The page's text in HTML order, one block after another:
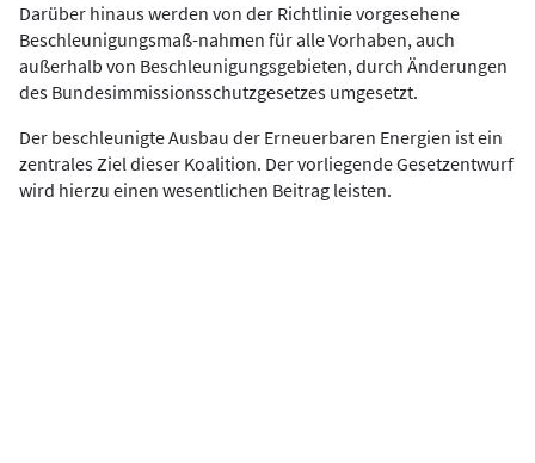
Darüber hinaus werden von der Richtlinie vorgesehene
Beschleunigungsmaß-nahmen für alle Vorhaben, auch
außerhalb von Beschleunigungsgebieten, durch Änderungen
des Bundesimmissionsschutzgesetzes umgesetzt.
Der beschleunigte Ausbau der Erneuerbaren Energien ist ein
zentrales Ziel dieser Koalition. Der vorliegende Gesetzentwurf
wird hierzu einen wesentlichen Beitrag leisten.